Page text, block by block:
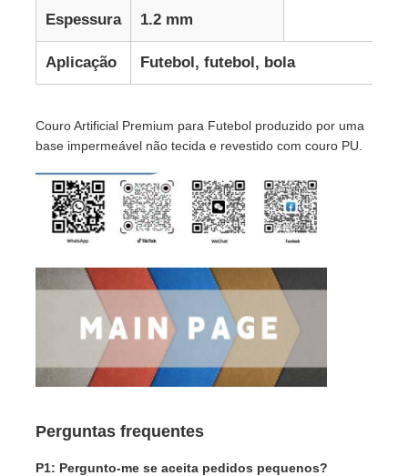
Espessura 1.2 mm
Aplicação Futebol, futebol, bola
Couro Artificial Premium para Futebol produzido por uma
base impermeável não tecida e revestido com couro PU.
Perguntas frequentes
P1: Pergunto-me se aceita pedidos pequenos?